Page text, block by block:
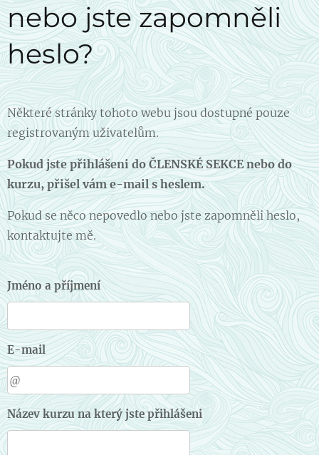
nebo jste zapomněli
heslo?
Některé stránky tohoto webu jsou dostupné pouze
registrovaným uživatelům.
Pokud jste přihlášeni do ČLENSKÉ SEKCE nebo do
kurzu, přišel vám e-mail s heslem.
Pokud se něco nepovedlo nebo jste zapomněli heslo,
kontaktujte mě.
Jméno a příjmení
E-mail
Název kurzu na který jste přihlášeni